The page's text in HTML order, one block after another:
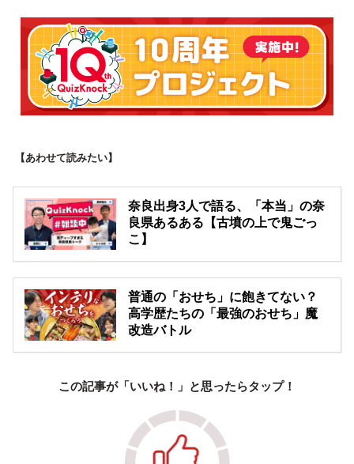
【あわせて読みたい】
奈良出身3人で語る、「本当」の奈
良県あるある【古墳の上で鬼ごっ
こ】
普通の「おせち」に飽きてない？
高学歴たちの「最強のおせち」魔
改造バトル
この記事が「いいね！」と思ったらタップ！